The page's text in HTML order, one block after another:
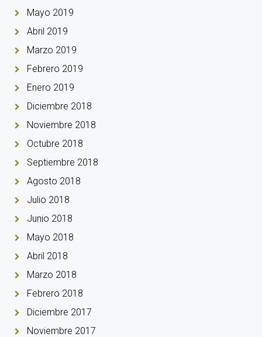
Mayo 2019
Abril 2019
Marzo 2019
Febrero 2019
Enero 2019
Diciembre 2018
Noviembre 2018
Octubre 2018
Septiembre 2018
Agosto 2018
Julio 2018
Junio 2018
Mayo 2018
Abril 2018
Marzo 2018
Febrero 2018
Diciembre 2017
Noviembre 2017